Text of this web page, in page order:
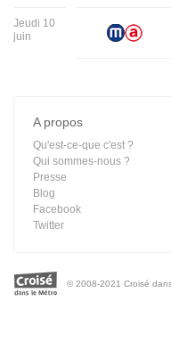
Jeudi 10
juin
A propos
Qu'est-ce-que c'est ?
Qui sommes-nous ?
Presse
Blog
Facebook
Twitter
© 2008-2021 Croisé